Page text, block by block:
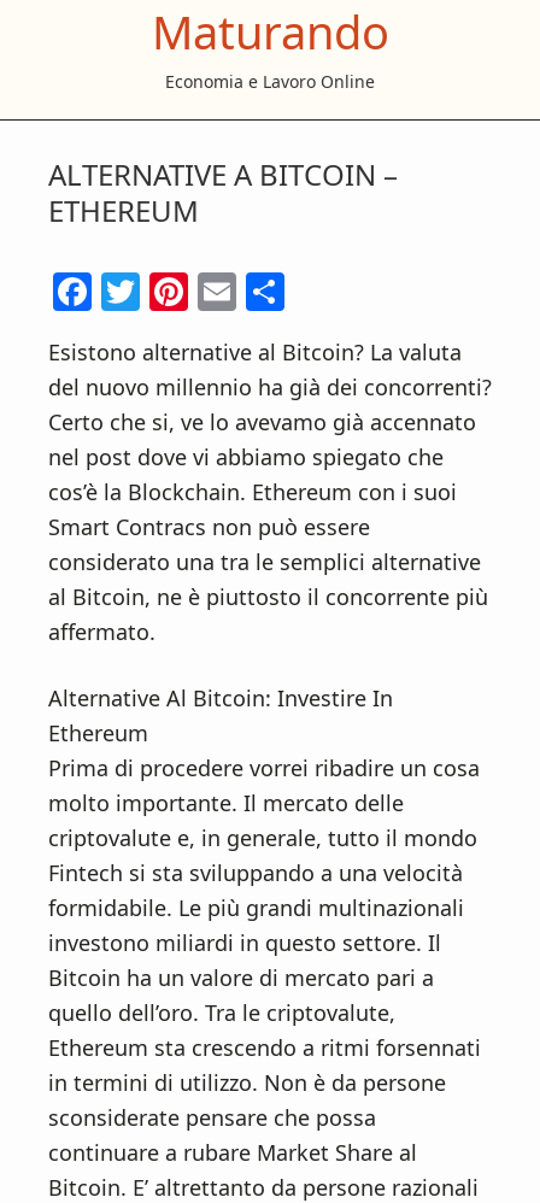
p
o
m
c
o
n
t
e
n
t
p
o
p
a
r
y
s
i
d
e
b
a
p
o
f
o
e
r
Maturando
Economia e Lavoro Online
ALTERNATIVE A BITCOIN –
ETHEREUM
F
e
b
o
o
k
T
itt
er
Pi
er
es
t
E
ai
l
n
di
vi
di
Esistono alternative al Bitcoin? La valuta
del nuovo millennio ha già dei concorrenti?
Certo che si, ve lo avevamo già accennato
nel post dove vi abbiamo spiegato che
cos’è la Blockchain. Ethereum con i suoi
Smart Contracs non può essere
considerato una tra le semplici alternative
al Bitcoin, ne è piuttosto il concorrente più
affermato.
Alternative Al Bitcoin: Investire In
Ethereum
Prima di procedere vorrei ribadire un cosa
molto importante. Il mercato delle
criptovalute e, in generale, tutto il mondo
Fintech si sta sviluppando a una velocità
formidabile. Le più grandi multinazionali
investono miliardi in questo settore. Il
Bitcoin ha un valore di mercato pari a
quello dell’oro. Tra le criptovalute,
Ethereum sta crescendo a ritmi forsennati
in termini di utilizzo. Non è da persone
sconsiderate pensare che possa
continuare a rubare Market Share al
Bitcoin. E’ altrettanto da persone razionali